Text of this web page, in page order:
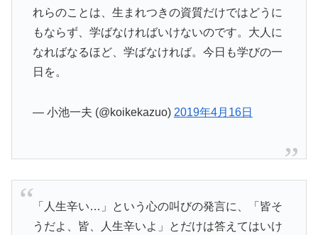
れらのことは、生まれつきの資質だけではどうに
もならず、学ばなければいけないのです。大人に
なればなるほど、学ばなければ。今日も学びの一
日を。
— 小池一夫 (@koikekazuo) 2019年4月16日
「人生辛い…」という心の叫びの発言に、「皆そ
うだよ、皆、人生辛いよ」とだけは答えてはいけ